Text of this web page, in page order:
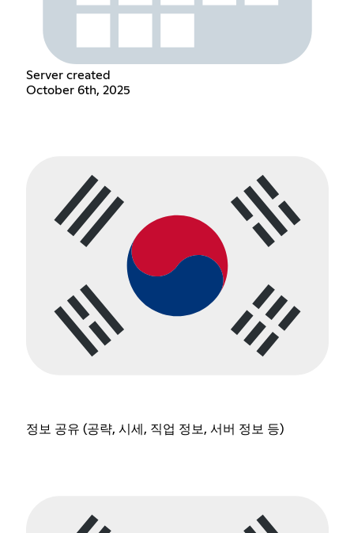
Server created
October 6th, 2025
정보 공유 (공략, 시세, 직업 정보, 서버 정보 등)